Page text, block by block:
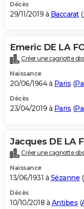
Décès
29/11/2019 à Baccarat(
Emeric DE LA
Créer une cagnotte
Naissance
20/06/1964 à Paris (
Décès
23/04/2019 à Paris (
Jacques DE LA
Créer une cagnotte
Naissance
13/06/1931 à Sézanne (
Décès
10/10/2018 à Antibes (